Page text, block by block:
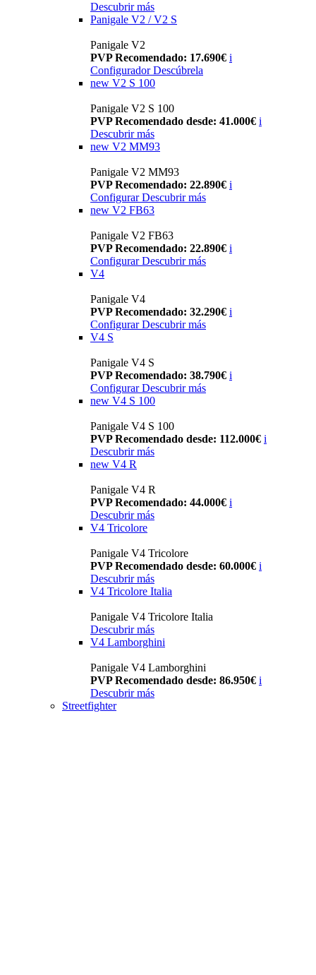
Descubrir más
Panigale V2 / V2 S
Panigale V2
PVP Recomendado: 17.690€ i
Configurador Descúbrela
new V2 S 100
Panigale V2 S 100
PVP Recomendado desde: 41.000€ i
Descubrir más
new V2 MM93
Panigale V2 MM93
PVP Recomendado: 22.890€ i
Configurar Descubrir más
new V2 FB63
Panigale V2 FB63
PVP Recomendado: 22.890€ i
Configurar Descubrir más
V4
Panigale V4
PVP Recomendado: 32.290€ i
Configurar Descubrir más
V4 S
Panigale V4 S
PVP Recomendado: 38.790€ i
Configurar Descubrir más
new V4 S 100
Panigale V4 S 100
PVP Recomendado desde: 112.000€ i
Descubrir más
new V4 R
Panigale V4 R
PVP Recomendado: 44.000€ i
Descubrir más
V4 Tricolore
Panigale V4 Tricolore
PVP Recomendado desde: 60.000€ i
Descubrir más
V4 Tricolore Italia
Panigale V4 Tricolore Italia
Descubrir más
V4 Lamborghini
Panigale V4 Lamborghini
PVP Recomendado desde: 86.950€ i
Descubrir más
Streetfighter